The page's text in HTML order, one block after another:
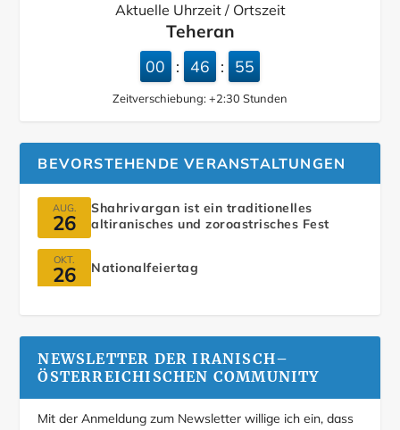
Aktuelle Uhrzeit / Ortszeit
Teheran
00 : 46 : 56
Zeitverschiebung: +2:30 Stunden
BEVORSTEHENDE VERANSTALTUNGEN
AUG.
26
Shahrivargan ist ein traditionelles
altiranisches und zoroastrisches Fest
OKT.
26 Nationalfeiertag
NEWSLETTER DER IRANISCH–
ÖSTERREICHISCHEN COMMUNITY
Mit der Anmeldung zum Newsletter willige ich ein, dass